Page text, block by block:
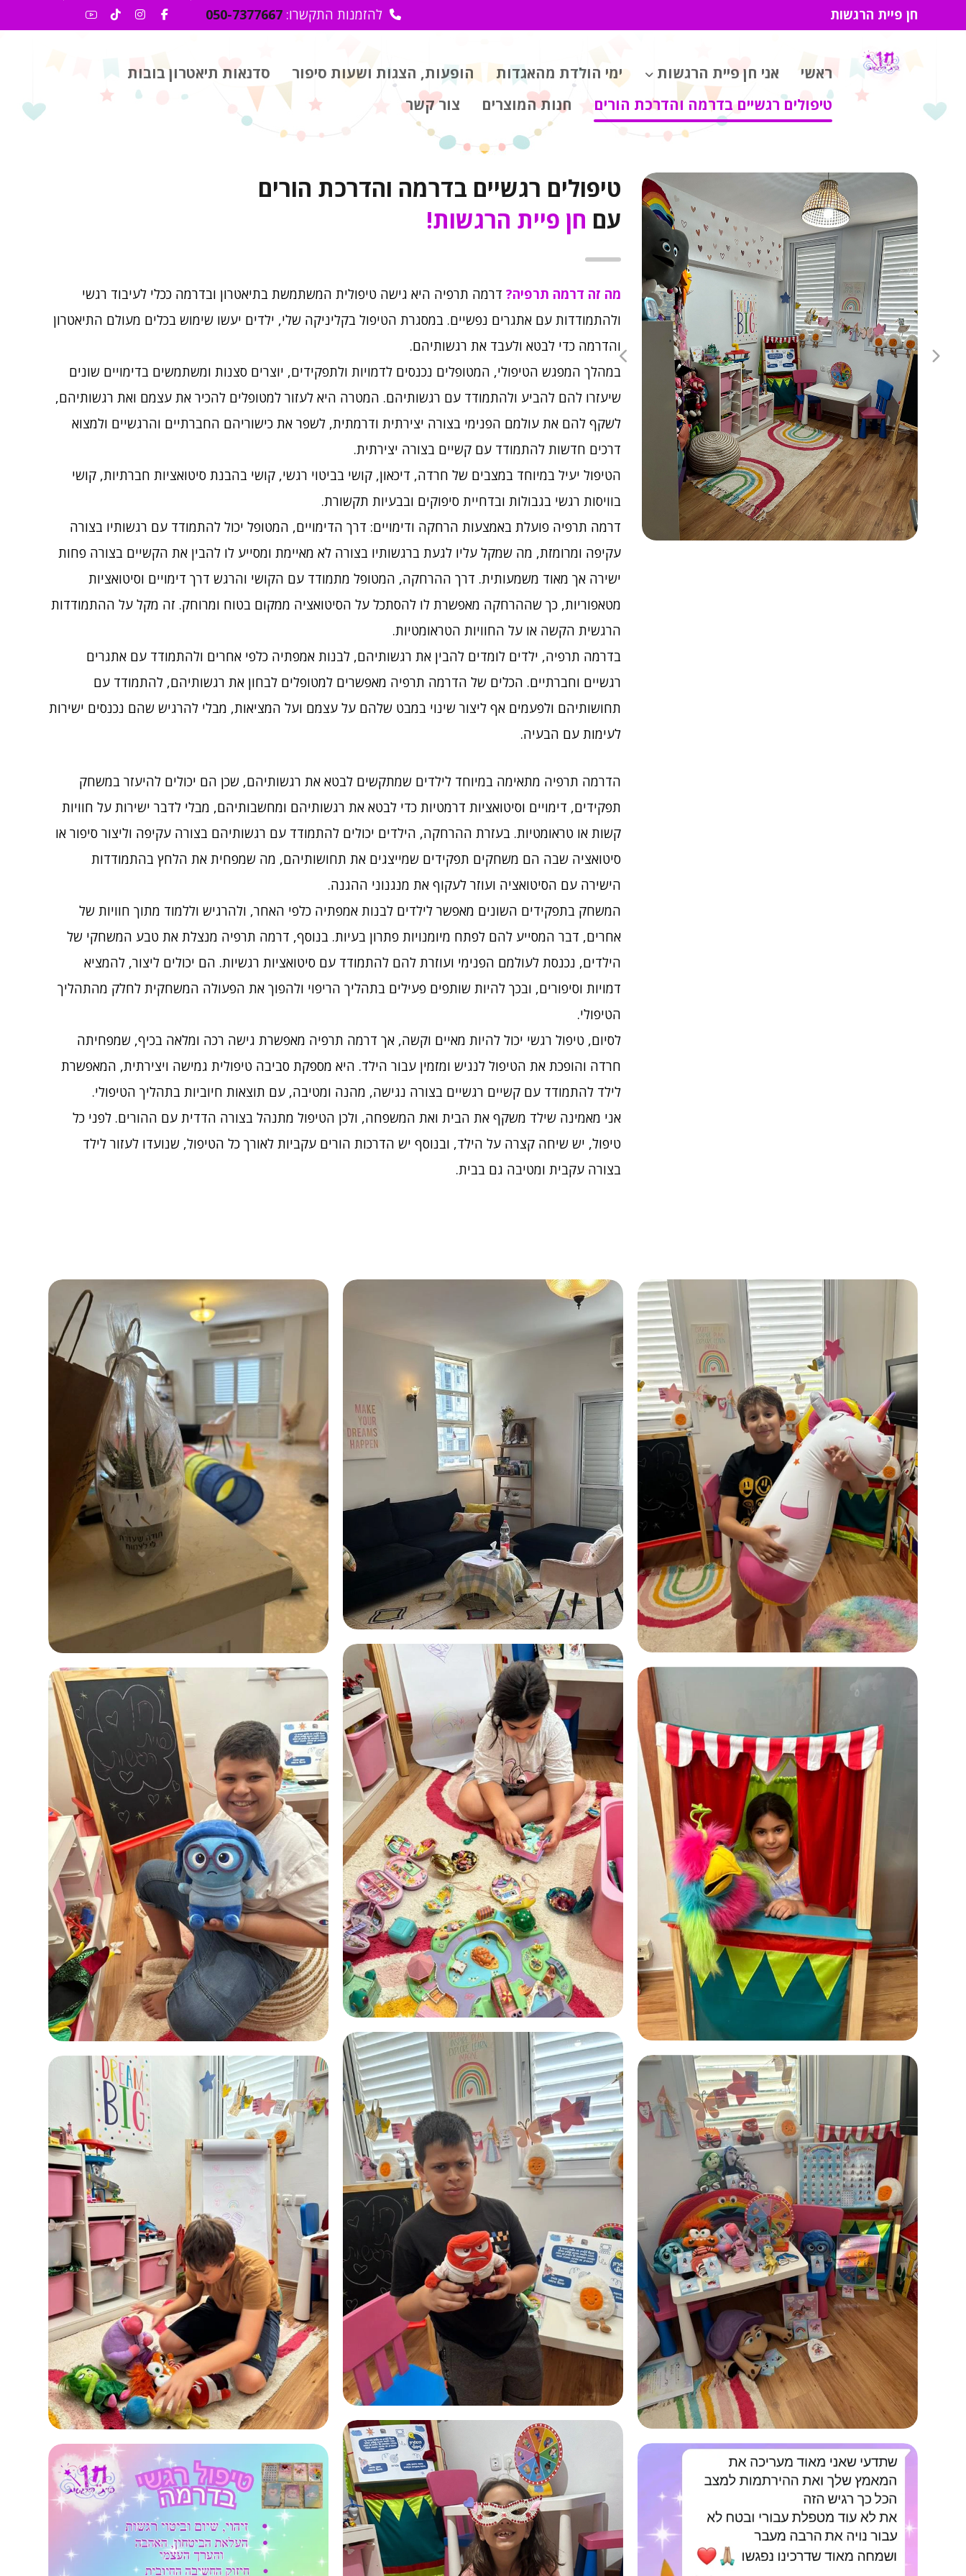
חן פיית הרגשות להזמנות התקשרו:050-7377667
ראשי אני חן פיית הרגשות ימי הולדת מהאגדות הופעות, הצגות ושעות סיפור
סדנאות תיאטרון בובות
טיפולים רגשיים בדרמה והדרכת הורים
חנות המוצרים צור קשר
טיפולים רגשיים בדרמה והדרכת הורים
עם חן פיית הרגשות!
מה זה דרמה תרפיה? דרמה תרפיה היא גישה טיפולית המשתמשת בתיאטרון ובדרמה ככלי לעיבוד רגשי
ולהתמודדות עם אתגרים נפשיים. במסגרת הטיפול בקליניקה שלי, ילדים יעשו שימוש בכלים מעולם התיאטרון
והדרמה כדי לבטא ולעבד את רגשותיהם.
במהלך המפגש הטיפולי, המטופלים נכנסים לדמויות ולתפקידים, יוצרים סצנות ומשתמשים בדימויים שונים
שיעזרו להם להביע ולהתמודד עם רגשותיהם. המטרה היא לעזור למטופלים להכיר את עצמם ואת רגשותיהם,
לשקף להם את עולמם הפנימי בצורה יצירתית ודרמתית, לשפר את כישוריהם החברתיים והרגשיים ולמצוא
דרכים חדשות להתמודד עם קשיים בצורה יצירתית.
הטיפול יעיל במיוחד במצבים של חרדה, דיכאון, קושי בביטוי רגשי, קושי בהבנת סיטואציות חברתיות, קושי
בוויסות רגשי בגבולות ובדחיית סיפוקים ובבעיות תקשורת.
דרמה תרפיה פועלת באמצעות הרחקה ודימויים: דרך הדימויים, המטופל יכול להתמודד עם רגשותיו בצורה
עקיפה ומרומזת, מה שמקל עליו לגעת ברגשותיו בצורה לא מאיימת ומסייע לו להבין את הקשיים בצורה פחות
ישירה אך מאוד משמעותית. דרך ההרחקה, המטופל מתמודד עם הקושי והרגש דרך דימויים וסיטואציות
מטאפוריות, כך שההרחקה מאפשרת לו להסתכל על הסיטואציה ממקום בטוח ומרוחק. זה מקל על ההתמודדות
הרגשית הקשה או על החוויות הטראומטיות.
בדרמה תרפיה, ילדים לומדים להבין את רגשותיהם, לבנות אמפתיה כלפי אחרים ולהתמודד עם אתגרים
רגשיים וחברתיים. הכלים של הדרמה תרפיה מאפשרים למטופלים לבחון את רגשותיהם, להתמודד עם
תחושותיהם ולפעמים אף ליצור שינוי במבט שלהם על עצמם ועל המציאות, מבלי להרגיש שהם נכנסים ישירות
לעימות עם הבעיה.
הדרמה תרפיה מתאימה במיוחד לילדים שמתקשים לבטא את רגשותיהם, שכן הם יכולים להיעזר במשחק
תפקידים, דימויים וסיטואציות דרמטיות כדי לבטא את רגשותיהם ומחשבותיהם, מבלי לדבר ישירות על חוויות
קשות או טראומטיות. בעזרת ההרחקה, הילדים יכולים להתמודד עם רגשותיהם בצורה עקיפה וליצור סיפור או
סיטואציה שבה הם משחקים תפקידים שמייצגים את תחושותיהם, מה שמפחית את הלחץ בהתמודדות
הישירה עם הסיטואציה ועוזר לעקוף את מנגנוני ההגנה.
המשחק בתפקידים השונים מאפשר לילדים לבנות אמפתיה כלפי האחר, ולהרגיש וללמוד מתוך חוויות של
אחרים, דבר המסייע להם לפתח מיומנויות פתרון בעיות. בנוסף, דרמה תרפיה מנצלת את טבע המשחקי של
הילדים, נכנסת לעולמם הפנימי ועוזרת להם להתמודד עם סיטואציות רגשיות. הם יכולים ליצור, להמציא
דמויות וסיפורים, ובכך להיות שותפים פעילים בתהליך הריפוי ולהפוך את הפעולה המשחקית לחלק מהתהליך
הטיפולי.
לסיום, טיפול רגשי יכול להיות מאיים וקשה, אך דרמה תרפיה מאפשרת גישה רכה ומלאה בכיף, שמפחיתה
חרדה והופכת את הטיפול לנגיש ומזמין עבור הילד. היא מספקת סביבה טיפולית גמישה ויצירתית, המאפשרת
לילד להתמודד עם קשיים רגשיים בצורה נגישה, מהנה ומטיבה, עם תוצאות חיוביות בתהליך הטיפולי.
אני מאמינה שילד משקף את הבית ואת המשפחה, ולכן הטיפול מתנהל בצורה הדדית עם ההורים. לפני כל
טיפול, יש שיחה קצרה על הילד, ובנוסף יש הדרכות הורים עקביות לאורך כל הטיפול, שנועדו לעזור לילד
בצורה עקבית ומטיבה גם בבית.